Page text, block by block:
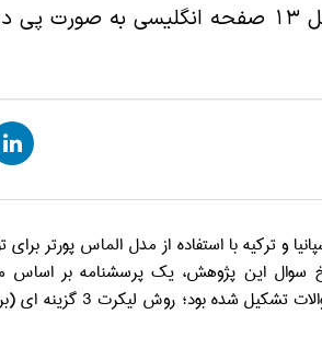
و ترکیه با استفاده از مدل الماس پورتر
سوال این پژوهش، یک پرسشنامه بر اساس
لیکرت 3 گزینه ای (برای ارزیابی وضعیت پارامتر)